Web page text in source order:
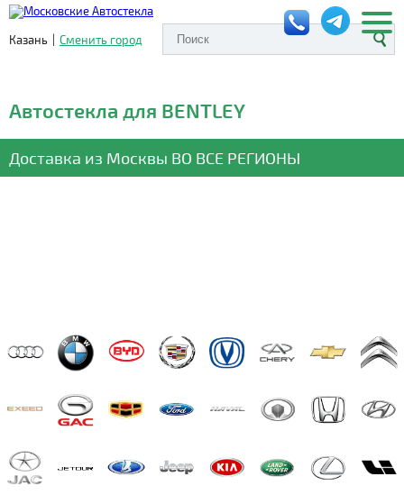
Казань | Сменить город
Автостекла для BENTLEY
Доставка из Москвы ВО ВСЕ РЕГИОНЫ